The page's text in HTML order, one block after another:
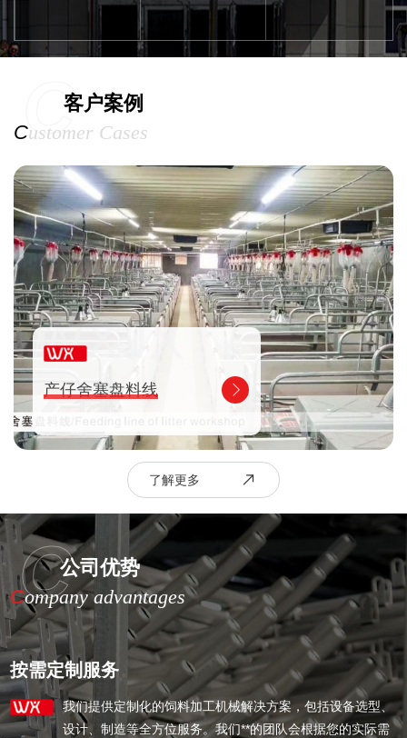
以更好的产品质量、优惠的价格、良好的售后，竭诚为用户
服务。
C客户案例
Customer Cases
产仔舍塞盘料线
了解更多
C公司优势
Company advantages
按需定制服务
我们提供定制化的饲料加工机械解决方案，包括设备选型、
设计、制造等全方位服务。我们**的团队会根据您的实际需